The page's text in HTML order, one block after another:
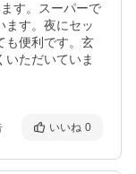
す。スーパーで
ます。夜にセッ
も便利です。玄
いただいていま
いいね 0